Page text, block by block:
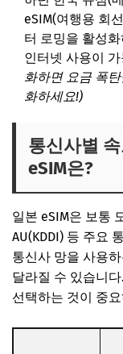
eSIM(여행용 회
터 로밍을 활성
인터넷 사용이
화하면 요금 폭
화하세요!)
통신사별
eSIM은?
일본 eSIM은 보통
AU(KDDI) 등 주요
통신사 망을 사용
달라질 수 있습니
선택하는 것이 중